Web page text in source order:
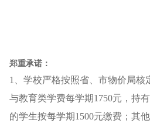
郑重承诺：
1
、学校严格按照省、市物价局
与教育类学费每学期1750元，持
的学生按每学期1500元缴费；其